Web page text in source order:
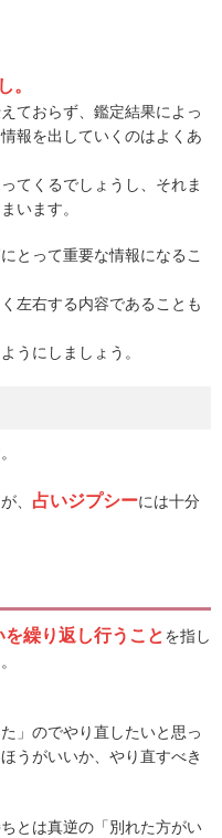
。
ておらず、鑑定結果によっ
報を出していくのはよくあ
てくるでしょうし、それま
います。
とって重要な情報になるこ
左右する内容であることも
うにしましょう。
、 占いジプシーには十分
を繰り返し行うことを指し
」のでやり直したいと思っ
うがいいか、やり直すべき
とは真逆の「別れた方がい